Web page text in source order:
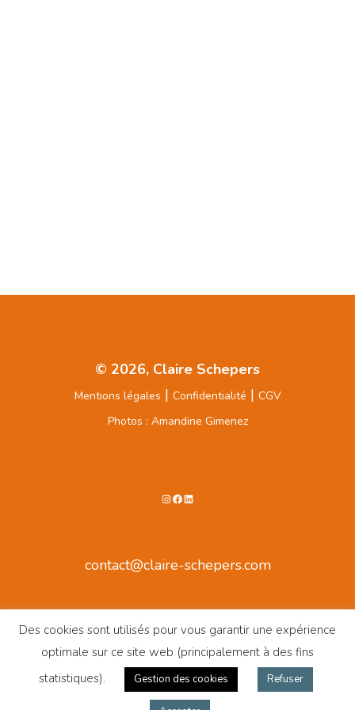
© 2026, Claire Schepers
Mentions légales | Confidentialité | CGV
Photos : Amandine Gimenez
Instagram
Facebook
LinkedIn
contact@claire-schepers.com
Des cookies sont utilisés pour vous garantir une expérience
optimale sur ce site web (principalement à des fins
statistiques).
Gestion des cookies Refuser